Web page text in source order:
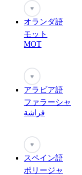
♥
オランダ語
モット
MOT
♥
アラビア語
ファラーシャ
فراشة
♥
スペイン語
ポリージャ